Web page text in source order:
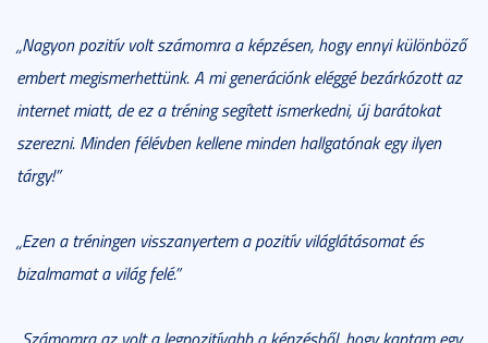
„Nagyon pozitív volt számomra a képzésen, hogy ennyi különböző
embert megismerhettünk. A mi generációnk eléggé bezárkózott az
internet miatt, de ez a tréning segített ismerkedni, új barátokat
szerezni. Minden félévben kellene minden hallgatónak egy ilyen
tárgy!”
„Ezen a tréningen visszanyertem a pozitív világlátásomat és
bizalmamat a világ felé.”